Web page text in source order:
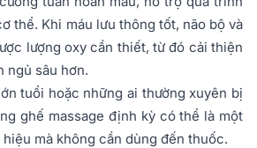
thể. Khi máu lưu thông tốt, não bộ và
lượng oxy cần thiết, từ đó cải thiện
ngủ sâu hơn.
tuổi hoặc những ai thường xuyên bị
ghế massage định kỳ có thể là một
mà không cần dùng đến thuốc.